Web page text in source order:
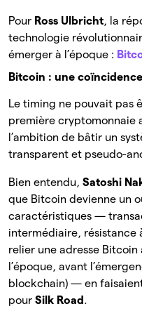
Pour Ross Ulbricht, la
technologie
émerger à l’époque :
Bitcoin : une
Le timing ne pouvait pas
première cryptomonnaie
l’ambition de bâtir un
transparent et pseudo-
Bien entendu, Satoshi
que Bitcoin devienne un
caractéristiques —
intermédiaire, résistance
relier une adresse
l’époque, avant
blockchain) — en
pour Silk Road .